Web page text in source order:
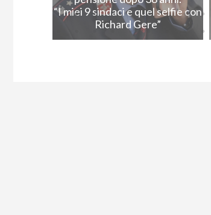
“I miei 9 sindaci e quel selfie con
Richard Gere”